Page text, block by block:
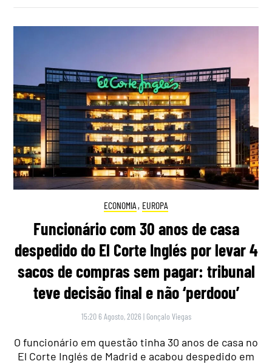
ECONOMIA , EUROPA
Funcionário com 30 anos de casa
despedido do El Corte Inglés por levar 4
sacos de compras sem pagar: tribunal
teve decisão final e não ‘perdoou’
15:20 6 Agosto, 2026 | Gonçalo Viegas
O funcionário em questão tinha 30 anos de casa no
El Corte Inglés de Madrid e acabou despedido em